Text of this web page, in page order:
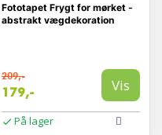
Fototapet Frygt for mørket -
abstrakt vægdekoration
209,-
179,- Vis
På lager